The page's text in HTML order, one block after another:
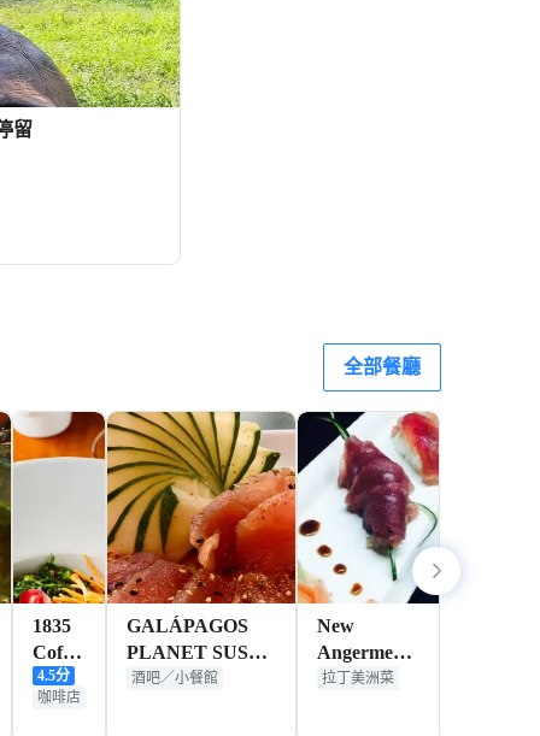
留
全部餐廳
1835
Coffee
Lab
4.5分
咖啡店
GALÁPAGOS
PLANET SUSHI
BAR
酒吧／小餐館
New
Angermeyer
Point
拉丁美洲菜